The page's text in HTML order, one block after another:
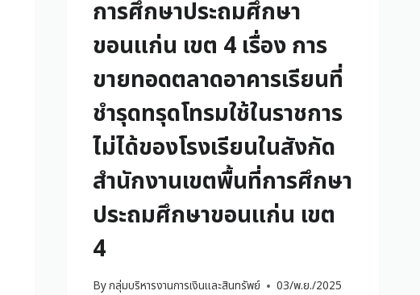
การศึกษาประถมศึกษา
ขอนแก่น เขต 4 เรื่อง การ
ขายทอดตลาดอาคารเรียนที่
ชำรุดทรุดโทรมใช้ในราชการ
ไม่ได้ของโรงเรียนในสังกัด
สำนักงานเขตพื้นที่การศึกษา
ประถมศึกษาขอนแก่น เขต
4
Byกลุ่มบริหารงานการเงินและสินทรัพย์ 03/พ.ย./2025